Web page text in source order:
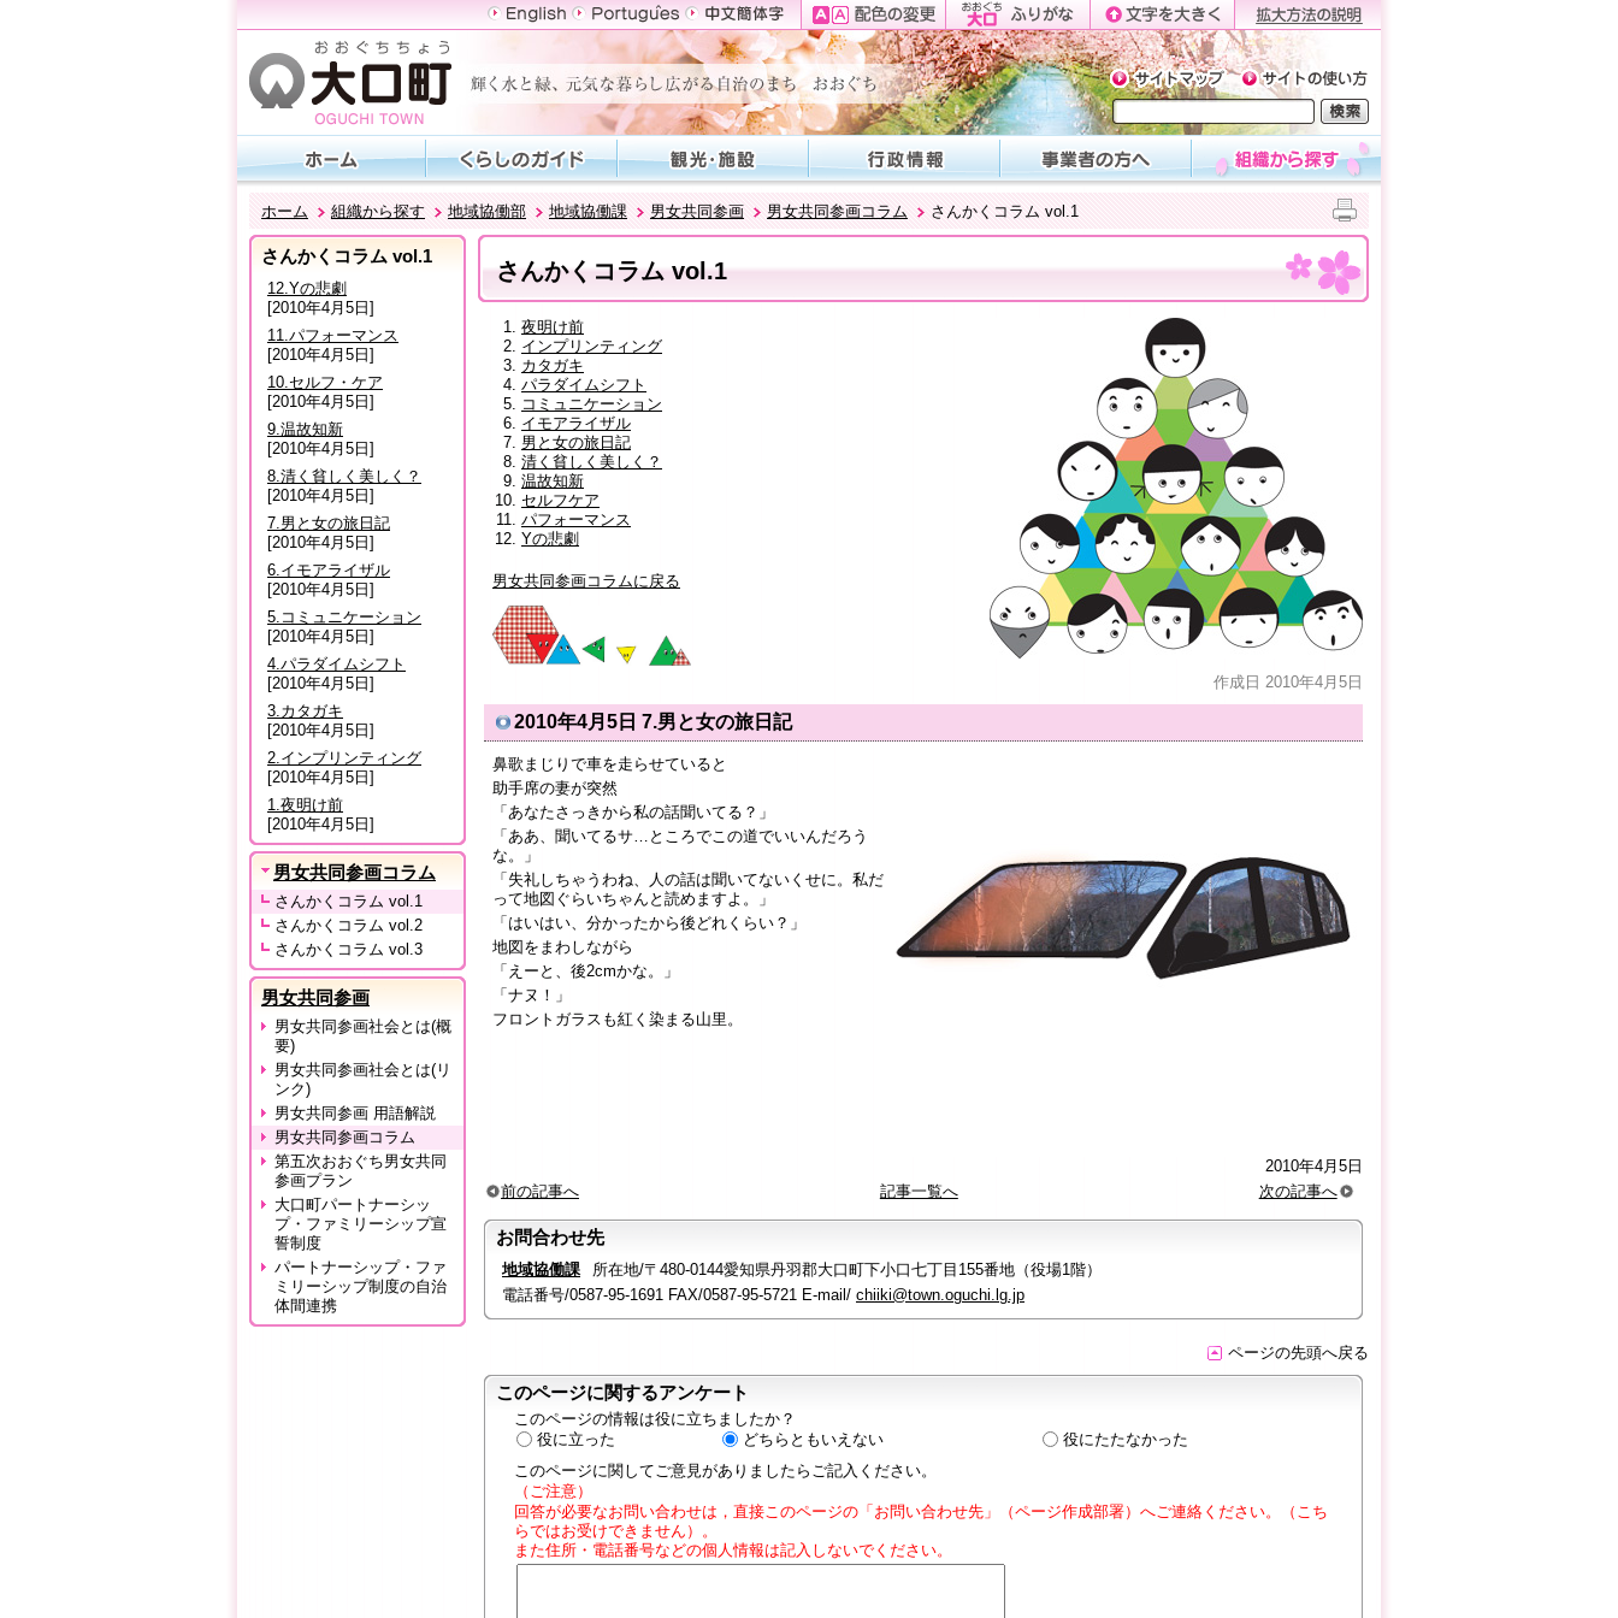
ホーム 組織から探す 地域協働部 地域協働課 男女共同参画 男女共同参画コラム さんかくコラム vol.1
さんかくコラム vol.1
12.Yの悲劇
[2010年4月5日]
11.パフォーマンス
[2010年4月5日]
10.セルフ・ケア
[2010年4月5日]
9.温故知新
[2010年4月5日]
8.清く貧しく美しく？
[2010年4月5日]
7.男と女の旅日記
[2010年4月5日]
6.イモアライザル
[2010年4月5日]
5.コミュニケーション
[2010年4月5日]
4.パラダイムシフト
[2010年4月5日]
3.カタガキ
[2010年4月5日]
2.インプリンティング
[2010年4月5日]
1.夜明け前
[2010年4月5日]
男女共同参画コラム
さんかくコラム vol.1
さんかくコラム vol.2
さんかくコラム vol.3
男女共同参画
男女共同参画社会とは(概
要)
男女共同参画社会とは(リ
ンク)
男女共同参画 用語解説
男女共同参画コラム
第五次おおぐち男女共同
参画プラン
大口町パートナーシッ
プ・ファミリーシップ宣
誓制度
パートナーシップ・ファ
ミリーシップ制度の自治
体間連携
さんかくコラム vol.1
夜明け前
インプリンティング
カタガキ
パラダイムシフト
コミュニケーション
イモアライザル
男と女の旅日記
清く貧しく美しく？
温故知新
セルフケア
パフォーマンス
Yの悲劇
男女共同参画コラムに戻る
作成日 2010年4月5日
2010年4月5日 7.男と女の旅日記
鼻歌まじりで車を走らせていると
助手席の妻が突然
「あなたさっきから私の話聞いてる？」
「ああ、聞いてるサ…ところでこの道でいいんだろう
な。」
「失礼しちゃうわね、人の話は聞いてないくせに。私だ
って地図ぐらいちゃんと読めますよ。」
「はいはい、分かったから後どれくらい？」
地図をまわしながら
「えーと、後2cmかな。」
「ナヌ！」
フロントガラスも紅く染まる山里。
2010年4月5日
前の記事へ
記事一覧へ 次の記事へ
お問合わせ先
地域協働課
所在地/〒480-0144愛知県丹羽郡大口町下小口七丁目155番地（役場1階）
電話番号/0587-95-1691 FAX/0587-95-5721 E-mail/ chiiki@town.oguchi.lg.jp
ページの先頭へ戻る
このページに関するアンケート
このページの情報は役に立ちましたか？
役に立った
どちらともいえない
役にたたなかった
このページに関してご意見がありましたらご記入ください。
（ご注意）
回答が必要なお問い合わせは，直接このページの「お問い合わせ先」（ページ作成部署）へご連絡ください。（こち
らではお受けできません）。
また住所・電話番号などの個人情報は記入しないでください。